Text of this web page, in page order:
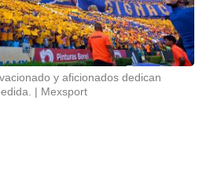
y aficionados dedican
Mexsport